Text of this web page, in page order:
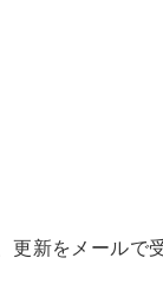
更新をメールで